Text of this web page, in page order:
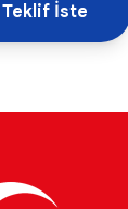
Teklif İste